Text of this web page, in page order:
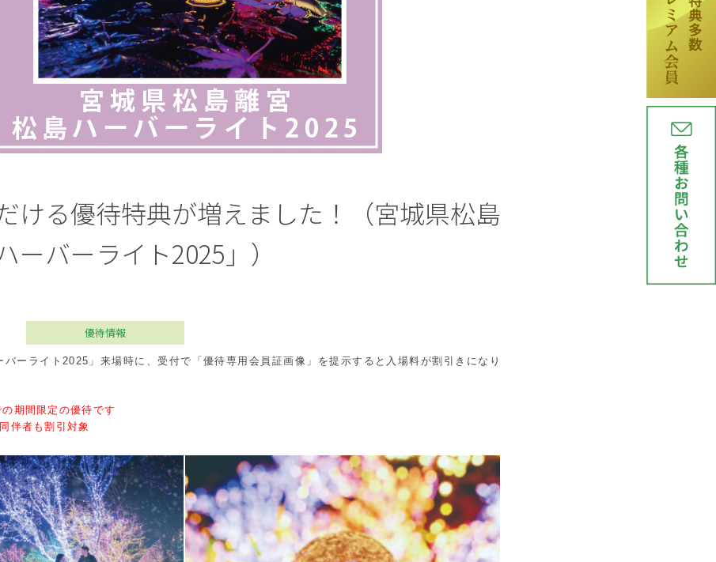
ける優待特典が増えました！（宮城県松島
ーバーライト2025」）
優待情報
ーライト2025」来場時に、受付で「優待専用会員証画像」を提示すると入場料が割引きになり
期間限定の優待です
伴者も割引対象